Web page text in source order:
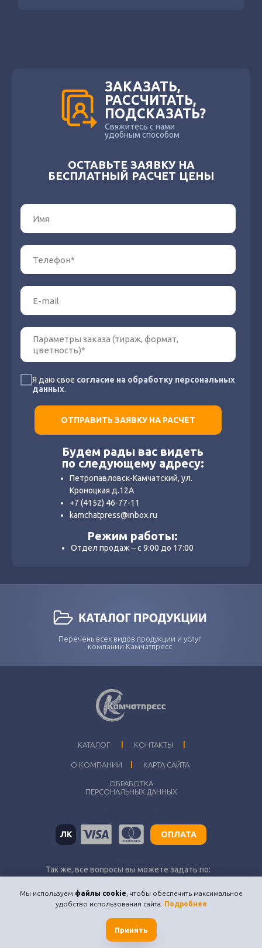
Мы используем файлы cookie , чтобы обеспечить максимальное
удобство использования сайта.
Подробнее
Принять
Я даю свое согласие на обработку персональных
данных.
ОТПРАВИТЬ ЗАЯВКУ НА РАСЧЕТ
ЗАКАЗАТЬ,
РАССЧИТАТЬ,
ПОДСКАЗАТЬ?
Свяжитесь с нами
удобным способом
Петропавловск-Камчатский, ул.
Кроноцкая д.12А
+7 (4152) 46-77-11
kamchatpress@inbox.ru
Будем рады вас видеть
по следующему адресу:
Отдел продаж – с 9:00 до 17:00
Режим работы:
ОСТАВЬТЕ ЗАЯВКУ НА
БЕСПЛАТНЫЙ РАСЧЕТ ЦЕНЫ
Перечень всех видов продукции и услуг
компании Камчатпресс
© Типография «Камчатпресс» , 2001-2026
Камчатпресс. Вся полиграфия Камчатки.
Так же, все вопросы вы можете задать по:
ЛК ОПЛАТА
I
I
I
КАРТА САЙТА
ОБРАБОТКА
ПЕРСОНАЛЬНЫХ ДАННЫХ
О КОМПАНИИ
КОНТАКТЫ
КАТАЛОГ